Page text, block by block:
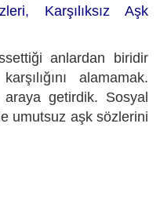
Karşılıksız Aşk
anlardan biridir
alamamak.
araya getirdik. Sosyal
umutsuz aşk sözlerini